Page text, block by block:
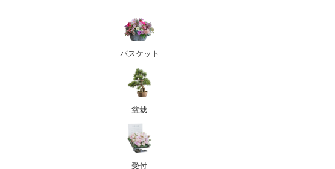
バスケット
盆栽
受付